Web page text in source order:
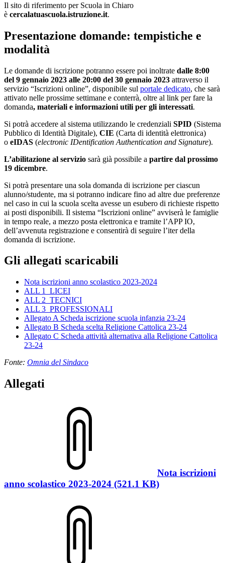
Il sito di riferimento per Scuola in Chiaro
è cercalatuascuola.istruzione.it.
Presentazione domande: tempistiche e
modalità
Le domande di iscrizione potranno essere poi inoltrate dalle 8:00
del 9 gennaio 2023 alle 20:00 del 30 gennaio 2023 attraverso il
servizio “Iscrizioni online”, disponibile sul portale dedicato, che sarà
attivato nelle prossime settimane e conterrà, oltre al link per fare la
domanda, materiali e informazioni utili per gli interessati.
Si potrà accedere al sistema utilizzando le credenziali SPID (Sistema
Pubblico di Identità Digitale), CIE (Carta di identità elettronica)
o eIDAS (electronic IDentification Authentication and Signature).
L’abilitazione al servizio sarà già possibile a partire dal prossimo
19 dicembre.
Si potrà presentare una sola domanda di iscrizione per ciascun
alunno/studente, ma si potranno indicare fino ad altre due preferenze
nel caso in cui la scuola scelta avesse un esubero di richieste rispetto
ai posti disponibili. Il sistema “Iscrizioni online” avviserà le famiglie
in tempo reale, a mezzo posta elettronica e tramite l’APP IO,
dell’avvenuta registrazione e consentirà di seguire l’iter della
domanda di iscrizione.
Gli allegati scaricabili
Nota iscrizioni anno scolastico 2023-2024
ALL 1_LICEI
ALL 2_TECNICI
ALL 3_PROFESSIONALI
Allegato A Scheda iscrizione scuola infanzia 23-24
Allegato B Scheda scelta Religione Cattolica 23-24
Allegato C Scheda attività alternativa alla Religione Cattolica
23-24
Fonte: Omnia del Sindaco
Allegati
Nota iscrizioni
anno scolastico 2023-2024 (521.1 KB)